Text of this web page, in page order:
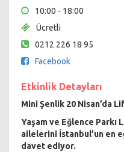
10:00 - 18:00
Ücretli
0212 226 18 95
Facebook
Etkinlik Detayları
Mini Şenlik 20 Nisan’da
Yaşam ve Eğlence Parkı
ailelerini İstanbul’un en
davet ediyor.